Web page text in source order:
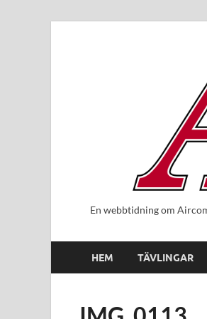
En webbtidning om
HEM TÄVLINGAR